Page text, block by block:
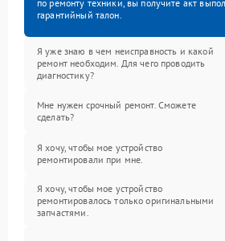
по ремонту техники, вы получите акт
гарантийный талон.
Я уже знаю в чем неисправность и какой
ремонт необходим. Для чего проводить
диагностику?
Мне нужен срочный ремонт. Сможете
сделать?
Я хочу, чтобы мое устройство
ремонтировали при мне.
Я хочу, чтобы мое устройство
ремонтировалось только оригинальными
запчастями.